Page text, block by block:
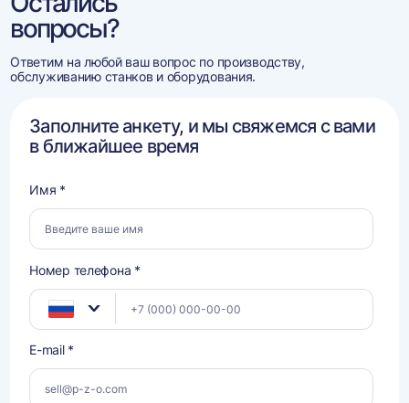
вопросы?
Ответим на любой ваш вопрос по производству,
обслуживанию станков и оборудования.
Заполните анкету, и мы свяжемся с вами
в ближайшее время
Имя *
Номер телефона *
E-mail *